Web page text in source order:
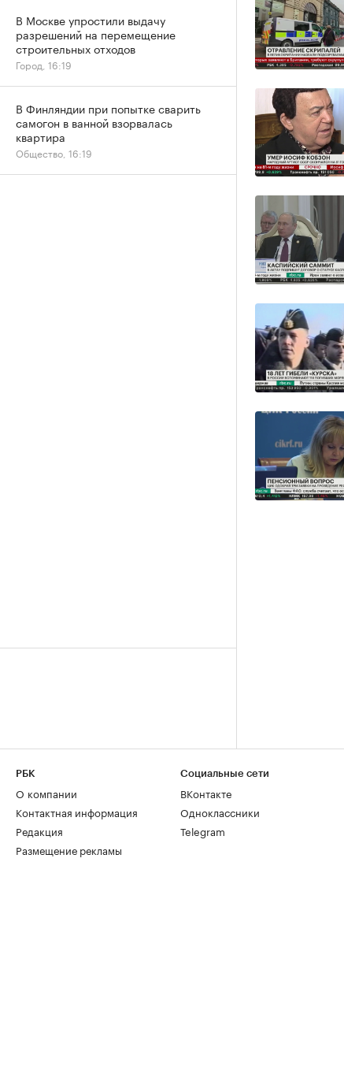
В Москве упростили выдачу
разрешений на перемещение
строительных отходов
Город, 16:19
В Финляндии при попытке сварить
самогон в ванной взорвалась
квартира
Общество, 16:19
РБК
О компании
Контактная информация
Редакция
Размещение рекламы
Социальные сети
ВКонтакте
Одноклассники
Telegram